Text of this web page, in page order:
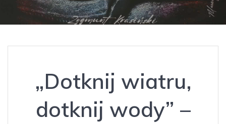
„Dotknij wiatru,
dotknij wody” –